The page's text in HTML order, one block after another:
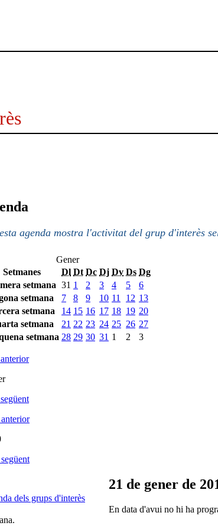
agenda mostra l'activitat del grup d'interès
Gener
Setmanes
Dl Dt Dc Dj Dv Ds Dg
setmana 31 1 2 3 4 5
6
setmana
7 8 9 10 11 12 13
setmana
14 15 16 17 18 19 20
setmana
21 22 23 24 25 26 27
setmana 28 29 30 31 1 2 3
dels grups d'interès
21 de gener de
En data d'avui no hi ha